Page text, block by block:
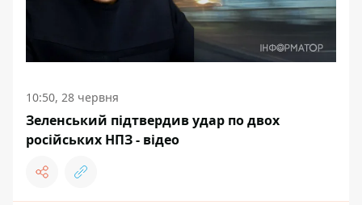
10:50, 28 червня
Зеленський підтвердив удар по двох
російських НПЗ - відео